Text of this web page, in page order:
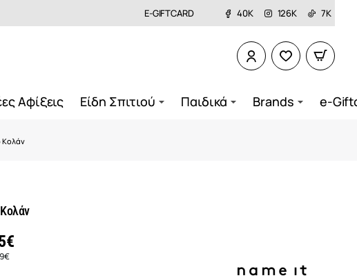
E-GIFTCARD 40K 126K 7K
Αφίξεις Είδη Σπιτιού Παιδικά Brands e-
Κολάν